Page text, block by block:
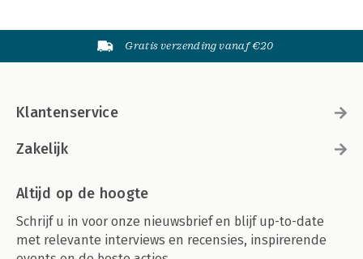
Gratis verzending vanaf €20
Klantenservice
Zakelijk
Altijd op de hoogte
Schrijf u in voor onze nieuwsbrief en blijf up-to-date
met relevante interviews en recensies, inspirerende